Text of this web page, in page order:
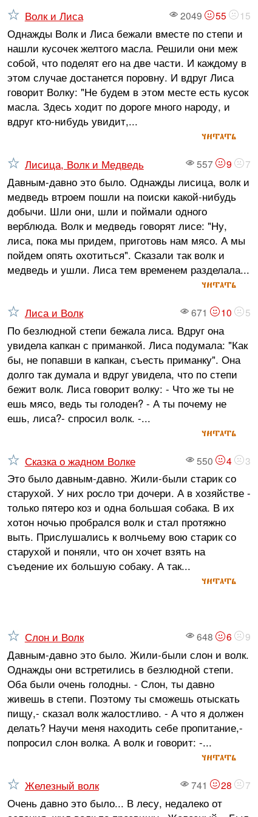
2049 55 15
Волк и Лиса
Однажды Волк и Лиса бежали вместе по степи и
нашли кусочек желтого масла. Решили они меж
собой, что поделят его на две части. И каждому в
этом случае достанется поровну. И вдруг Лиса
говорит Волку: "Не будем в этом месте есть кусок
масла. Здесь ходит по дороге много народу, и
вдруг кто-нибудь увидит,...
читать
557 9 7
Лисица, Волк и Медведь
Давным-давно это было. Однажды лисица, волк и
медведь втроем пошли на поиски какой-нибудь
добычи. Шли они, шли и поймали одного
верблюда. Волк и медведь говорят лисе: "Ну,
лиса, пока мы придем, приготовь нам мясо. А мы
пойдем опять охотиться". Сказали так волк и
медведь и ушли. Лиса тем временем разделала...
читать
671 10 5
Лиса и Волк
По безлюдной степи бежала лиса. Вдруг она
увидела капкан с приманкой. Лиса подумала: "Как
бы, не попавши в капкан, съесть приманку". Она
долго так думала и вдруг увидела, что по степи
бежит волк. Лиса говорит волку: - Что же ты не
ешь мясо, ведь ты голоден? - А ты почему не
ешь, лиса?- спросил волк. -...
читать
550 4 3
Сказка о жадном Волке
Это было давным-давно. Жили-были старик со
старухой. У них росло три дочери. А в хозяйстве -
только пятеро коз и одна большая собака. В их
хотон ночью пробрался волк и стал протяжно
выть. Прислушались к волчьему вою старик со
старухой и поняли, что он хочет взять на
съедение их большую собаку. А так...
читать
648 6 9
Слон и Волк
Давным-давно это было. Жили-были слон и волк.
Однажды они встретились в безлюдной степи.
Оба были очень голодны. - Слон, ты давно
живешь в степи. Поэтому ты сможешь отыскать
пищу,- сказал волк жалостливо. - А что я должен
делать? Научи меня находить себе пропитание,-
попросил слон волка. А волк и говорит: -...
читать
741 28 7
Железный волк
Очень давно это было... В лесу, недалеко от